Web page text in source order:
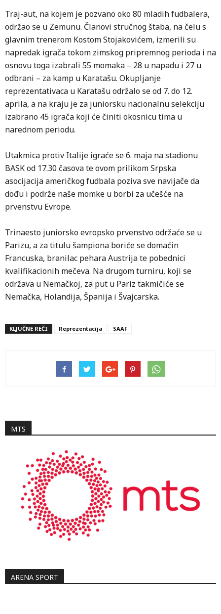
Traj-aut, na kojem je pozvano oko 80 mladih fudbalera,
održao se u Zemunu. Članovi stručnog štaba, na čelu s
glavnim trenerom Kostom Stojakovićem, izmerili su
napredak igrača tokom zimskog pripremnog perioda i na
osnovu toga izabrali 55 momaka – 28 u napadu i 27 u
odbrani – za kamp u Karatašu. Okupljanje
reprezentativaca u Karatašu održalo se od 7. do 12.
aprila, a na kraju je za juniorsku nacionalnu selekciju
izabrano 45 igrača koji će činiti okosnicu tima u
narednom periodu.
Utakmica protiv Italije igraće se 6. maja na stadionu
BASK od 17.30 časova te ovom prilikom Srpska
asocijacija američkog fudbala poziva sve navijače da
dođu i podrže naše momke u borbi za učešće na
prvenstvu Evrope.
Trinaesto juniorsko evropsko prvenstvo održaće se u
Parizu, a za titulu šampiona boriće se domaćin
Francuska, branilac pehara Austrija te pobednici
kvalifikacionih mečeva. Na drugom turniru, koji se
održava u Nemačkoj, za put u Pariz takmičiće se
Nemačka, Holandija, Španija i Švajcarska.
KLJUČNE REČI Reprezentacija SAAF
MTS
ARENA SPORT